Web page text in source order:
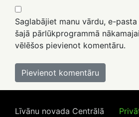
Saglabājiet manu vārdu, e-
šajā pārlūkprogrammā
vēlēšos pievienot komentāru.
Līvānu novada Centrālā